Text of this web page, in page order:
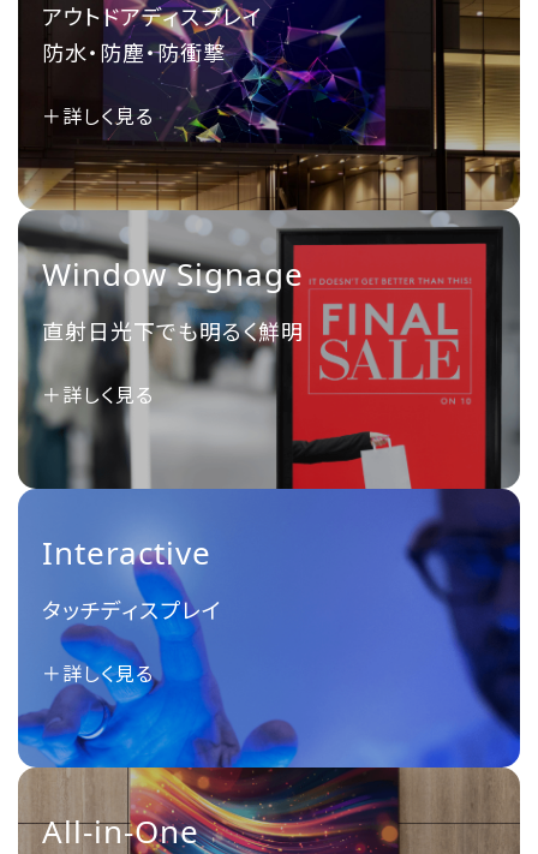
アウトドアディスプレイ
防水・防塵・防衝撃
＋詳しく見る
Window Signage
直射日光下でも明るく鮮明
＋詳しく見る
Interactive
タッチディスプレイ
＋詳しく見る
All-in-One